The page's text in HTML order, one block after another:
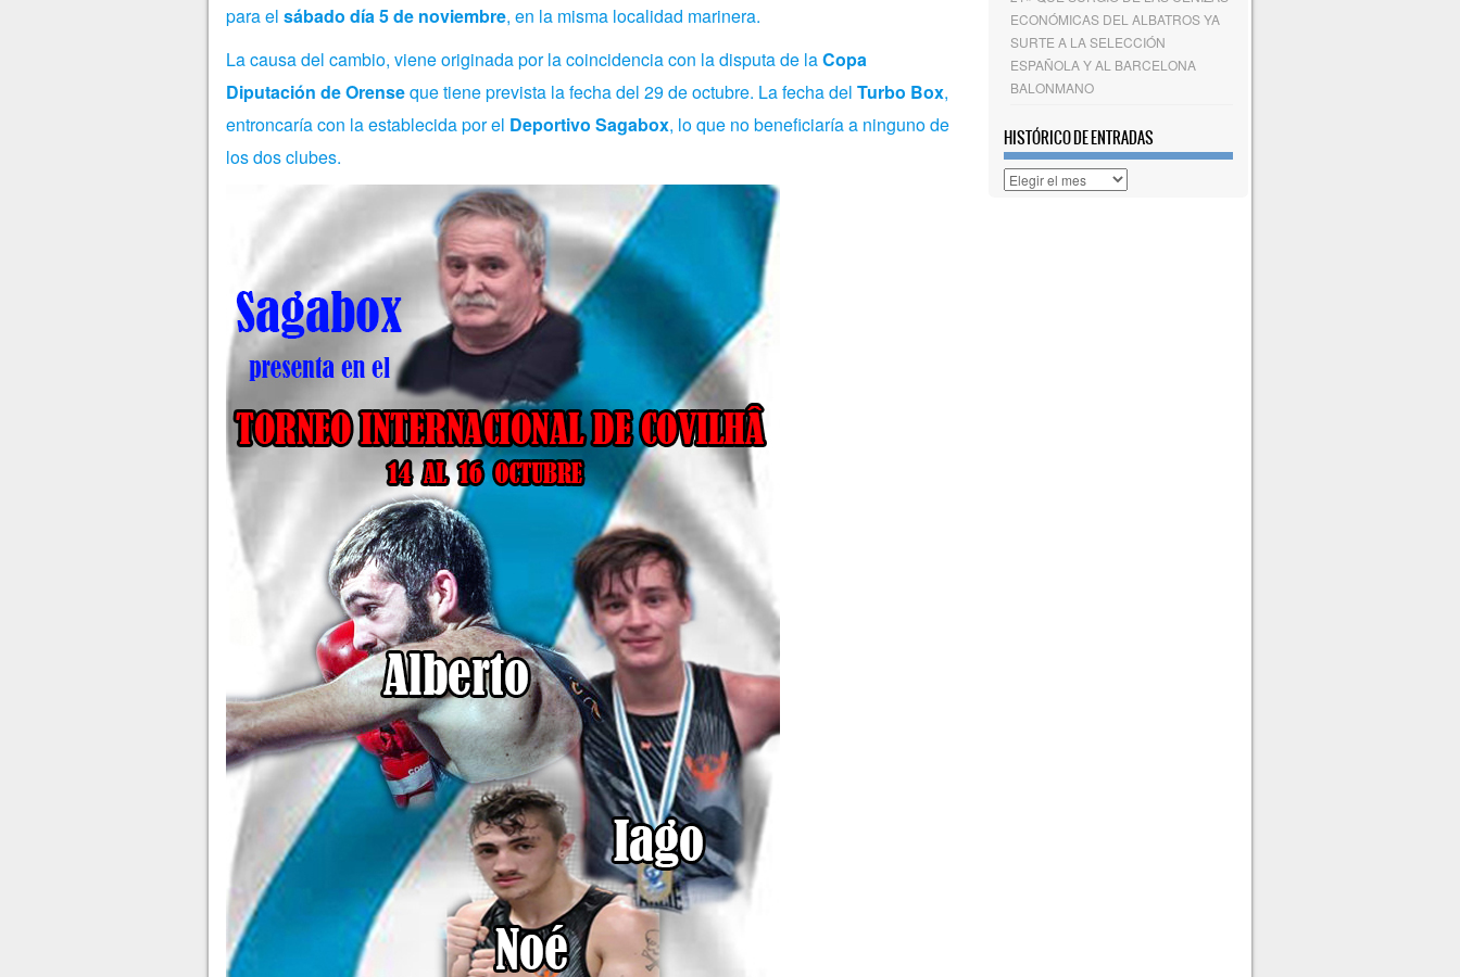
para el sábado día 5 de noviembre, en la misma localidad marinera.
La causa del cambio, viene originada por la coincidencia con la disputa de laCopa
Diputación de Orenseque tiene prevista la fecha del 29 de octubre. La fecha del Turbo Box,
entroncaría con la establecida por el Deportivo Sagabox, lo que no beneficiaría a ninguno de
los dos clubes.
ECONÓMICAS DEL ALBATROS YA
SURTE A LA SELECCIÓN
ESPAÑOLA Y AL BARCELONA
BALONMANO
HISTÓRICO DE ENTRADAS
Histórico